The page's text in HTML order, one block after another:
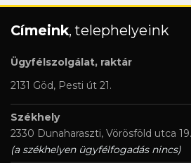
Címeink, telephelyeink
Ügyfélszolgálat, raktár
2131 Göd, Pesti út 21.
Székhely
2330 Dunaharaszti, Vörösföld utca 19.
(a székhelyen ügyfélfogadás nincs)